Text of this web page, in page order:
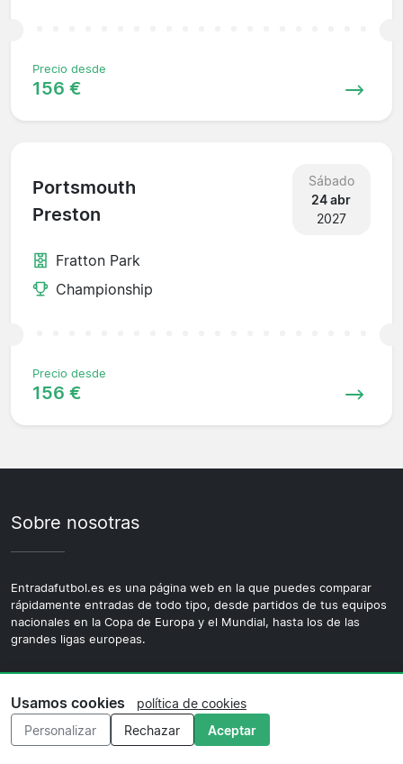
Precio desde
156 €
Portsmouth
Preston
Sábado
24 abr
2027
Fratton Park
Championship
Precio desde
156 €
Sobre nosotras
Entradafutbol.es es una página web en la que puedes comparar
rápidamente entradas de todo tipo, desde partidos de tus equipos
nacionales en la Copa de Europa y el Mundial, hasta los de las
grandes ligas europeas.
fácil y sencilla. Y si tienes alguna pregunta que hacer no dudes en
contactarnos a través del formulario de correo electrónico.
Usamos cookies
política de cookies
Personalizar
Rechazar Aceptar